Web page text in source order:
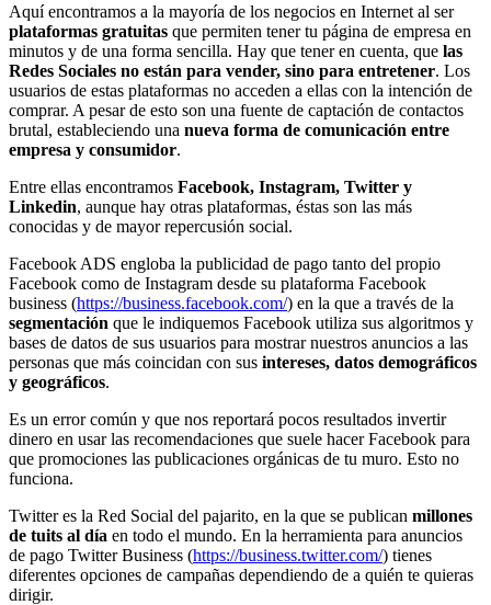
Aquí encontramos a la mayoría de los negocios en Internet al ser
plataformas gratuitas que permiten tener tu página de empresa en
minutos y de una forma sencilla. Hay que tener en cuenta, que las
Redes Sociales no están para vender, sino para entretener. Los
usuarios de estas plataformas no acceden a ellas con la intención de
comprar. A pesar de esto son una fuente de captación de contactos
brutal, estableciendo una nueva forma de comunicación entre
empresa y consumidor.
Entre ellas encontramos Facebook, Instagram, Twitter y
Linkedin, aunque hay otras plataformas, éstas son las más
conocidas y de mayor repercusión social.
Facebook ADS engloba la publicidad de pago tanto del propio
Facebook como de Instagram desde su plataforma Facebook
business (https://business.facebook.com/) en la que a través de la
segmentación que le indiquemos Facebook utiliza sus algoritmos y
bases de datos de sus usuarios para mostrar nuestros anuncios a las
personas que más coincidan con sus intereses, datos demográficos
y geográficos.
Es un error común y que nos reportará pocos resultados invertir
dinero en usar las recomendaciones que suele hacer Facebook para
que promociones las publicaciones orgánicas de tu muro. Esto no
funciona.
Twitter es la Red Social del pajarito, en la que se publican millones
de tuits al día en todo el mundo. En la herramienta para anuncios
de pago Twitter Business (https://business.twitter.com/) tienes
diferentes opciones de campañas dependiendo de a quién te quieras
dirigir.